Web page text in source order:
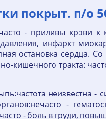
покрыт. п/о
- приливы крови
инфаркт
остановка сердца.
кишечного тракта:
неизвестна
-
- боль в груди,